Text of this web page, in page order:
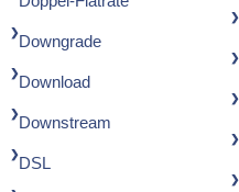
Downgrade
Download
Downstream
DSL